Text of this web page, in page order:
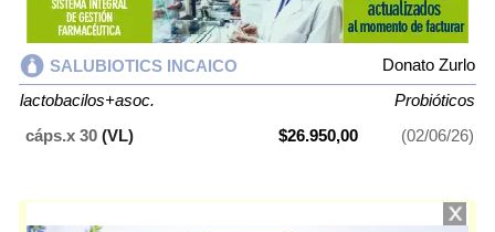
SALUBIOTICS INCAICO
Donato Zurlo
lactobacilos+asoc.
Probióticos
cáps.x 30 (VL) $26.950,00 (02/06/26)
y se indica como